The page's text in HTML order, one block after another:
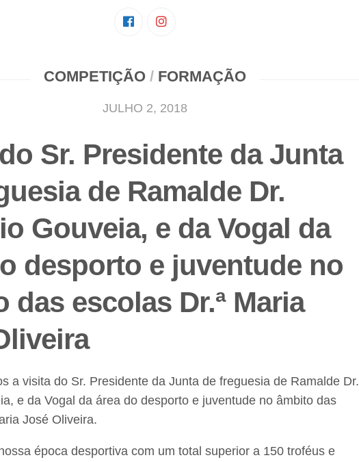
COMPETIÇÃO / FORMAÇÃO
JULHO 2, 2018
Sr. Presidente da Junta
de Ramalde Dr.
Gouveia, e da Vogal da
desporto e juventude no
das escolas Dr.ª Maria
a visita do Sr. Presidente da Junta de freguesia de Ramalde Dr.
e da Vogal da área do desporto e juventude no âmbito das
José Oliveira.
época desportiva com um total superior a 150 troféus e